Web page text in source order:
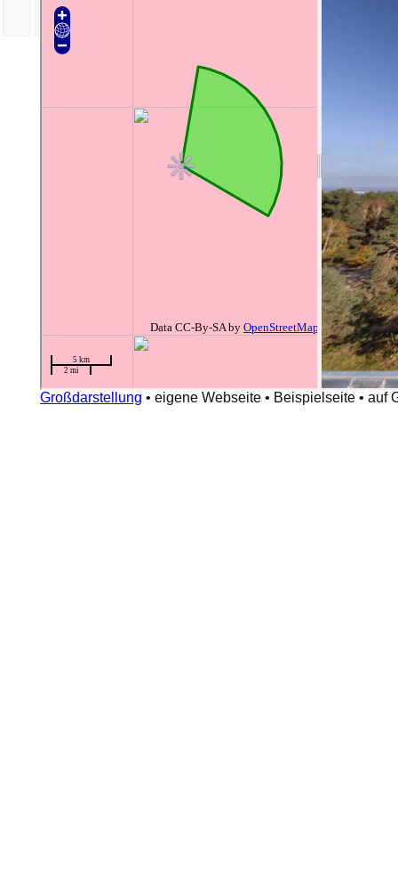
Großdarstellung • eigene Webseite • Beispielseite • auf